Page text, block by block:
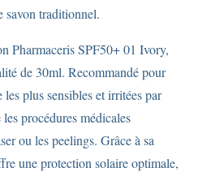
savon traditionnel.
Pharmaceris SPF50+ 01 Ivory,
de 30ml. Recommandé pour
plus sensibles et irritées par
procédures médicales
ou les peelings. Grâce à sa
une protection solaire optimale,